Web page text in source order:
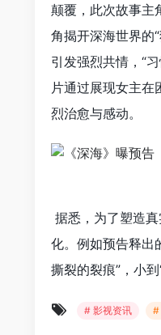
颠覆，此次故事主
角揭开深海世界的
引发强烈共情，“
片通过展现女主在
烈治愈与感动。
据悉，为了塑造
化。例如预告释出
撕裂的裂痕”，小
# 影视资讯 #